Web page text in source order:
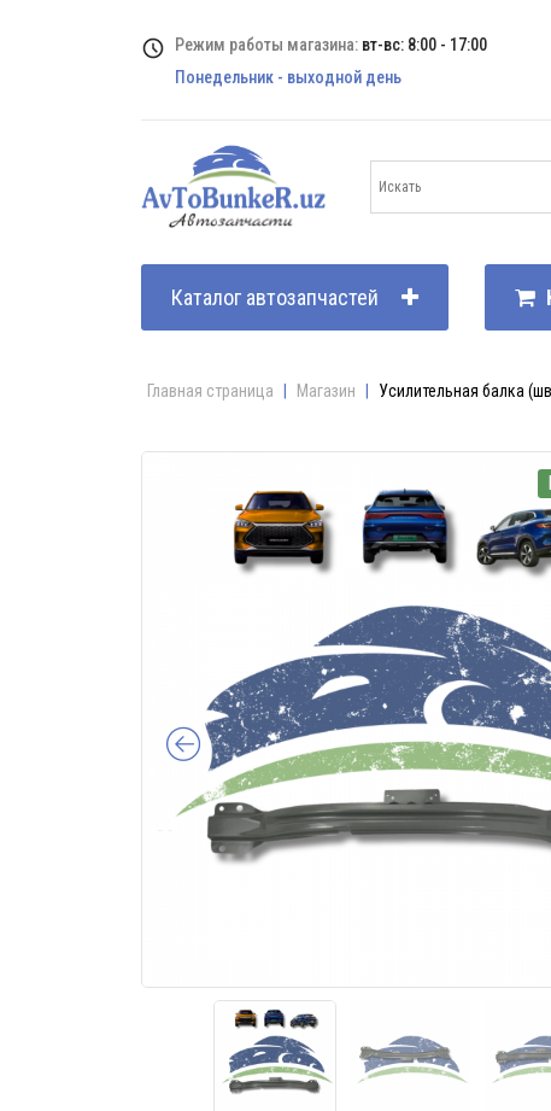
Режим работы магазина: вт-вс: 8:00 - 17:00
Понедельник - выходной день
Каталог автозапчастей
Главная страница Магазин Усилительная балка